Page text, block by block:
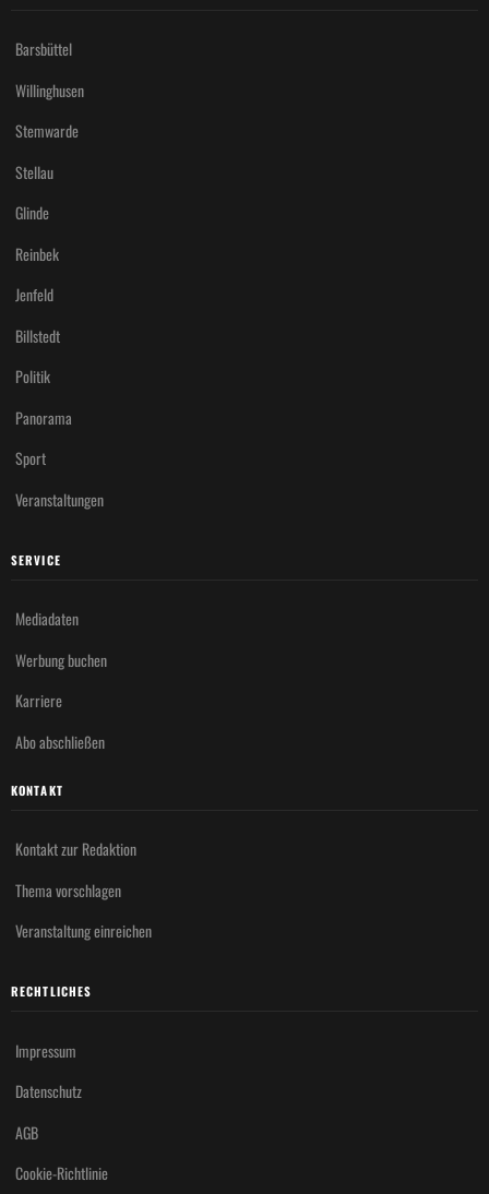
Barsbüttel
Willinghusen
Stemwarde
Stellau
Glinde
Reinbek
Jenfeld
Billstedt
Politik
Panorama
Sport
Veranstaltungen
SERVICE
Mediadaten
Werbung buchen
Karriere
Abo abschließen
KONTAKT
Kontakt zur Redaktion
Thema vorschlagen
Veranstaltung einreichen
RECHTLICHES
Impressum
Datenschutz
AGB
Cookie-Richtlinie